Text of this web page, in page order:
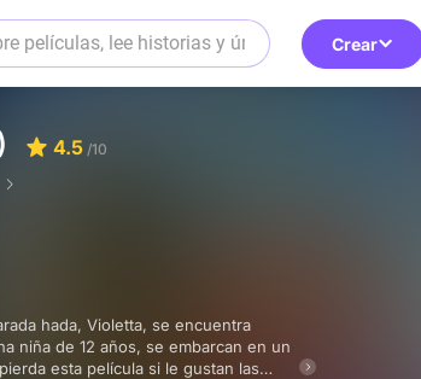
Crear
4.5 /10
niña de 12 años, se embarcan en un
esta película si le gustan las